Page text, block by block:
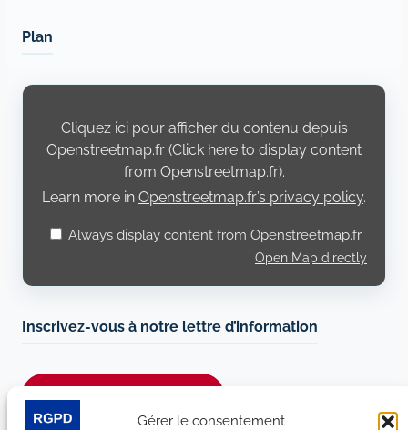
Gérer le consentement
Plan
Display
Openstreetmap.fr
Cliquez ici pour afficher du contenu depuis
Openstreetmap.fr (Click here to display content
from Openstreetmap.fr).
Learn more in Openstreetmap.fr’s privacy policy.
Always display content from Openstreetmap.fr
Open Map directly
Inscrivez-vous à notre lettre d’information